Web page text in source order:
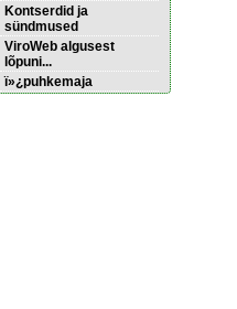
Kontserdid ja
sündmused
ViroWeb algusest
lõpuni...
ï»¿puhkemaja